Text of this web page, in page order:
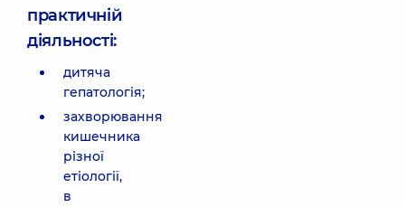
практичній
діяльності:
дитяча
гепатологія;
захворювання
кишечника
різної
етіології,
в